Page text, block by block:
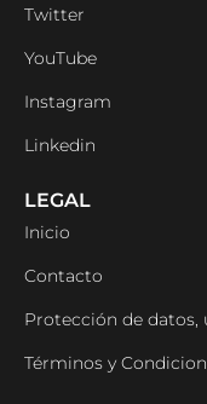
Twitter
YouTube
Instagram
Linkedin
LEGAL
Inicio
Contacto
Protección de datos,
Términos y